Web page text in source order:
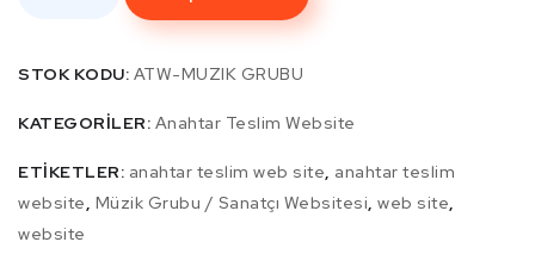
STOK KODU: ATW-MUZIK GRUBU
KATEGORILER: Anahtar Teslim Website
ETIKETLER: anahtar teslim web site, anahtar teslim
website, Müzik Grubu / Sanatçı Websitesi, web site,
website